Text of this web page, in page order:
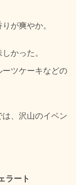
が爽やか。
かった。
ツケーキなどの
、沢山のイベン
ラート